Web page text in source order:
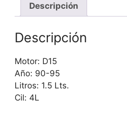
Descripción
Descripción
Motor: D15
Año: 90-95
Litros: 1.5 Lts.
Cil: 4L